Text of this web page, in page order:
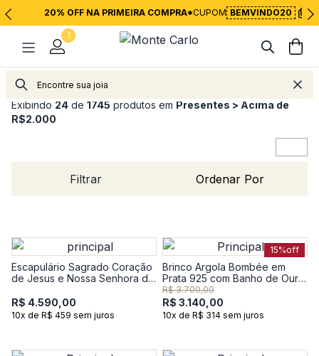
20% OFF NA PRIMEIRA COMPRA*CUPOM BEMVINDO20
1
Exibindo 24 de 1745 produtos em Presentes > Acima de
R$2.000
Filtrar Ordenar Por
Escapulário Sagrado Coração
de Jesus e Nossa Senhora do
R$ 4.590,00
10x de R$ 459 sem juros
15%off
Brinco Argola Bombée em
Prata 925 com Banho de Ouro
Amarelo 18k
R$ 3.700,00
R$ 3.140,00
10x de R$ 314 sem juros